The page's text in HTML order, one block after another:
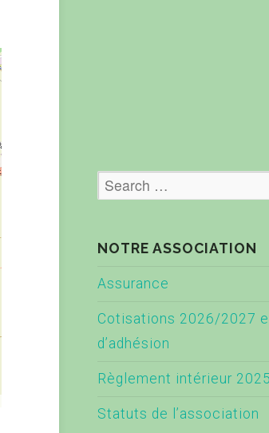
NOTRE ASSOCIATION
Assurance
Cotisations 2026/2027
d’adhésion
Règlement intérieur
Statuts de l’association